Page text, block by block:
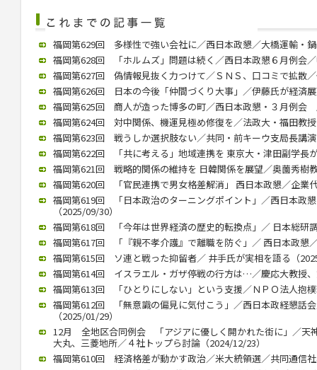
福岡第629回 多様性で強い会社に／西日本政懇／大橋運輸・
福岡第628回 「ホルムズ」問題は続く／西日本政懇６月例会
福岡第627回 偽情報見抜く力つけて／ＳＮＳ、口コミで拡散
福岡第626回 日本の今後「仲間づくり大事」／伊藤氏が経済
福岡第625回 商人が造った博多の町／西日本政懇・３月例会
福岡第624回 対中関係、機運見極め修復を／法政大・福田教
福岡第623回 戦うしか選択肢ない／共同・前キーウ支局長講
福岡第622回 「共に考える」地域連携を 東京大・津田副学長
福岡第621回 戦略的関係の維持を 日韓関係を展望／奥薗秀樹
福岡第620回 「官民連携で男女格差解消」 西日本政懇／企業
福岡第619回 「日本政治のターニングポイント」／西日本政
（2025/09/30）
福岡第618回 「今年は世界経済の歴史的転換点」／ 日本総
福岡第617回 「『親不孝介護』で離職を防ぐ」／ 西日本政懇
福岡第615回 ソ連と戦った抑留者／ 井手氏が実相を語る（
福岡第614回 イスラエル・ガザ停戦の行方は…／慶応大教授
福岡第613回 「ひとりにしない」という支援／ＮＰＯ法人抱
福岡第612回 「無意識の偏見に気付こう」／西日本政経懇話
（2025/01/29）
12月 全地区合同例会 「アジアに優しく開かれた街に」／天
大丸、三菱地所／４社トップら討論（2024/12/23）
福岡第610回 経済格差が動かす政治／米大統領選／共同通信